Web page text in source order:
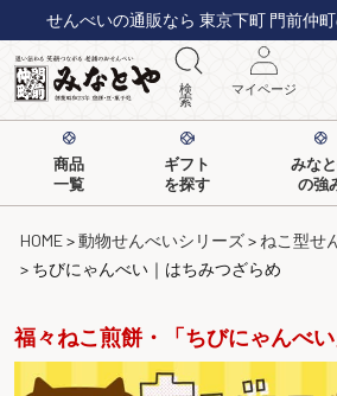
せんべいの通販なら 東京下町 門前仲町
検
索
マイページ
商品
一覧
ギフト
を探す
みな
の強
HOME 動物せんべいシリーズ ねこ型せ
ちびにゃんべい｜はちみつざらめ
福々ねこ煎餅・「ちびにゃんべい